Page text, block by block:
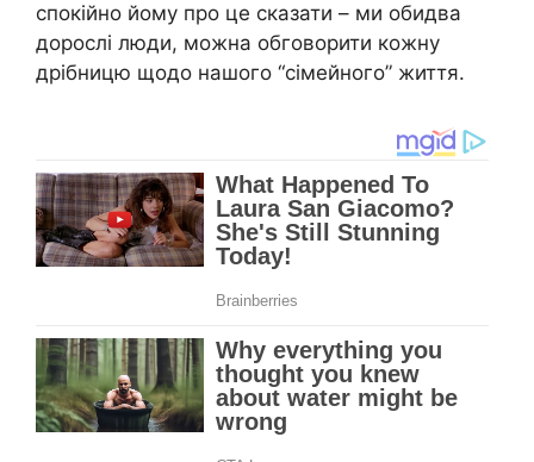
спокійно йому про це сказати – ми обидва
дорослі люди, можна обговорити кожну
дрібницю щодо нашого “сімейного” життя.